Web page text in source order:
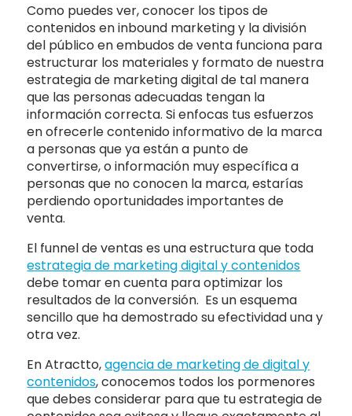
Como puedes ver, conocer los tipos de
contenidos en inbound marketing y la división
del público en embudos de venta funciona para
estructurar los materiales y formato de nuestra
estrategia de marketing digital de tal manera
que las personas adecuadas tengan la
información correcta. Si enfocas tus esfuerzos
en ofrecerle contenido informativo de la marca
a personas que ya están a punto de
convertirse, o información muy específica a
personas que no conocen la marca, estarías
perdiendo oportunidades importantes de
venta.
El funnel de ventas es una estructura que toda
estrategia de marketing digital y contenidos
debe tomar en cuenta para optimizar los
resultados de la conversión. Es un esquema
sencillo que ha demostrado su efectividad una y
otra vez.
En Atractto,agencia de marketing de digital y
contenidos, conocemos todos los pormenores
que debes considerar para que tu estrategia de